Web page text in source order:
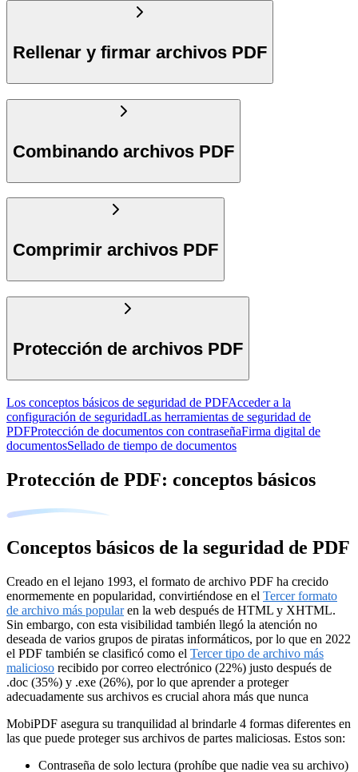
Rellenar y firmar archivos PDF
Combinando archivos PDF
Comprimir archivos PDF
Protección de archivos PDF
Los conceptos básicos de seguridad de PDFAcceder a la
configuración de seguridadLas herramientas de seguridad de
PDFProtección de documentos con contraseñaFirma digital de
documentosSellado de tiempo de documentos
Protección de PDF: conceptos básicos
Conceptos básicos de la seguridad de PDF
Creado en el lejano 1993, el formato de archivo PDF ha crecido
enormemente en popularidad, convirtiéndose en el Tercer formato
de archivo más popularen la web después de HTML y XHTML.
Sin embargo, con esta visibilidad también llegó la atención no
deseada de varios grupos de piratas informáticos, por lo que en 2022
el PDF también se clasificó como el Tercer tipo de archivo más
malicioso recibido por correo electrónico (22%) justo después de
.doc (35%) y .exe (26%), por lo que aprender a proteger
adecuadamente sus archivos es crucial ahora más que nunca
MobiPDF asegura su tranquilidad al brindarle 4 formas diferentes en
las que puede proteger sus archivos de partes maliciosas. Estos son:
Contraseña de solo lectura (prohíbe que nadie vea su archivo)